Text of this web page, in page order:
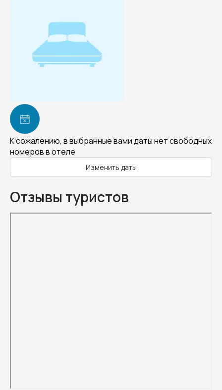
К сожалению, в выбранные вами даты нет свободных
номеров в отеле
Изменить даты
Отзывы туристов